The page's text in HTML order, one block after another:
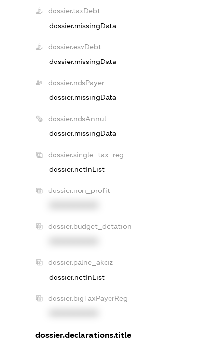
dossier.taxDebt
dossier.missingData
dossier.esvDebt
dossier.missingData
dossier.ndsPayer
dossier.missingData
dossier.ndsAnnul
dossier.missingData
dossier.single_tax_reg
dossier.notInList
dossier.non_profit
dossier.budget_dotation
dossier.palne_akciz
dossier.notInList
dossier.bigTaxPayerReg
dossier.declarations.title